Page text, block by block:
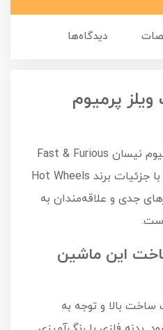
دیدگاه‌ها
پرمیوم
ماشین فلزی هات ویلز پرمیوم نیسان Fast & Furious
در رده محصولات مرغوب و با جزئیات برند Hot Wheels
جدی و علاقه‌مندان به
این ماشین
ساخت بالا و توجه به